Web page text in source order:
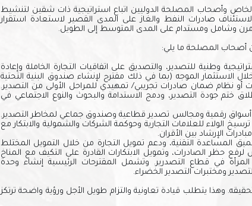
الخاص وأصحاب المصلحة الدوليين اتباع استراتيجية ذات شقين لتنشيط
صادرات النفط والغاز على المدى القصير لاستعادة استقرار
ومرن وشامل ومستدام على المدى المتوسط إلى الطويل.
المصلحة ما يلي:
وطنية للتصدير، والتصديق على اتفاقيات التجارة الخاملة وإعادة
الاستثمار الموجه (بما في ذلك مقترح لإنشاء صندوق البنية التحتية
أو نظام ضمان صادرات تجريبي/ تمهيدي للمراحل الأولى من التصدير.
ختم جودة التصدير، ودمج الاستدامة والبحوث والنوع الاجتماعي في
أسواق رقمية ومجالس تصدير قطاعية وصندوق جماعي لمخاطر التصدير.
الولاء للعلامات التجارية وحوكمة الشركات والشمولية والابتكار مع
الإرشاد بين الأقران.
المساعدة التقنية، ودعم تمويل التجارة من خلال التمويل المختلط
لرفع حظر الصادرات، وتمويل الابتكارات القادرة على التكيف مع المناخ
المرأة في قطاع التصدرير. وتشمل المقترحات الرئيسية إنشاء وحدة
ومختبرات التصدير الخضراء.
وهذا يتطلب قيادة تعاونية والتزام طويل الأجل ورؤية واضحة ترتكز